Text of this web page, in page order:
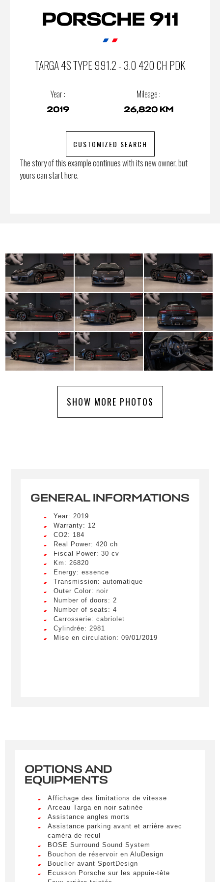
PORSCHE 911
TARGA 4S TYPE 991.2 - 3.0 420 CH PDK
Year :
2019
Mileage :
26,820 KM
CUSTOMIZED SEARCH
The story of this example continues with its new owner, but
yours can start here.
Créer une alerte
Remplissez le formulaire ci-dessous pour recevoir
une notification par e-mail dès qu’un véhicule
correspondant à vos critères sera disponible.
Civility *
Mr.
LIVRAISON PARTOUT EN
FRANCE
SHOW MORE PHOTOS
GENERAL INFORMATIONS
Year: 2019
Warranty: 12
CO2: 184
Real Power: 420 ch
Fiscal Power: 30 cv
Km: 26820
Energy: essence
Transmission: automatique
Outer Color: noir
Number of doors: 2
Number of seats: 4
Carrosserie: cabriolet
Cylindrée: 2981
Mise en circulation: 09/01/2019
OPTIONS AND
EQUIPMENTS
Affichage des limitations de vitesse
Arceau Targa en noir satinée
Assistance angles morts
Assistance parking avant et arrière avec
caméra de recul
BOSE Surround Sound System
Bouchon de réservoir en AluDesign
Bouclier avant SportDesign
Ecusson Porsche sur les appuie-tête